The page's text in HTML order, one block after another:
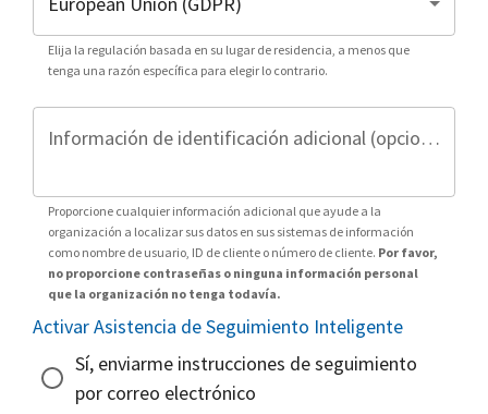
Elija la regulación basada en su lugar de residencia, a menos que
tenga una razón específica para elegir lo contrario.
Información de identificación adicional (opcional)
Proporcione cualquier información adicional que ayude a la
organización a localizar sus datos en sus sistemas de información
como nombre de usuario, ID de cliente o número de cliente. Por favor,
no proporcione contraseñas o ninguna información personal
que la organización no tenga todavía.
Activar Asistencia de Seguimiento Inteligente
Sí, enviarme instrucciones de seguimiento
por correo electrónico